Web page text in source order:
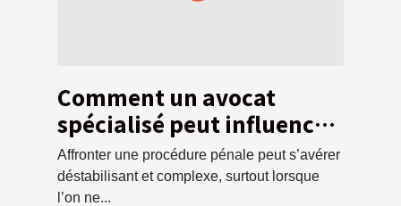
Comment un avocat
spécialisé peut influencer
l'issue d'une affaire
pénale ?
Affronter une procédure pénale peut s’avérer
déstabilisant et complexe, surtout lorsque
l’on ne...